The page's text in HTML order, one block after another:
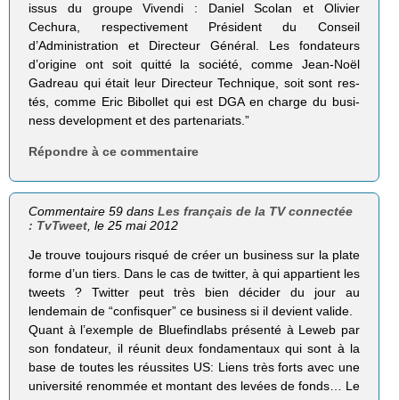
issus du groupe Vivendi : Daniel Sco­lan et Oli­vier
Cechura, res­pec­ti­ve­ment Pré­sident du Conseil
d’Administration et Direc­teur Géné­ral. Les fon­da­teurs
d’origine ont soit quitté la société, comme Jean-Noël
Gadreau qui était leur Direc­teur Tech­nique, soit sont res­
tés, comme Eric Bibol­let qui est DGA en charge du busi­
ness deve­lop­ment et des partenariats.”
Répondre à ce commentaire
Commentaire 59 dansLes français de la TV connectée
: TvTweet, le 25 mai 2012
Je trouve toujours risqué de créer un business sur la plate
forme d’un tiers. Dans le cas de twitter, à qui appartient les
tweets ? Twitter peut très bien décider du jour au
lendemain de “confisquer” ce business si il devient valide.
Quant à l’exemple de Bluefindlabs présenté à Leweb par
son fondateur, il réunit deux fondamentaux qui sont à la
base de toutes les réussites US: Liens très forts avec une
université renommée et montant des levées de fonds… Le